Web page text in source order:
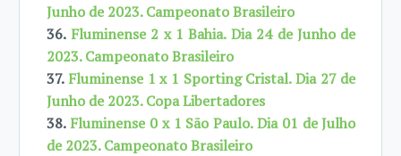
Junho de 2023. Campeonato Brasileiro
36. Fluminense 2 x 1 Bahia. Dia 24 de Junho de
2023. Campeonato Brasileiro
37. Fluminense 1 x 1 Sporting Cristal. Dia 27 de
Junho de 2023. Copa Libertadores
38. Fluminense 0 x 1 São Paulo. Dia 01 de Julho
de 2023. Campeonato Brasileiro